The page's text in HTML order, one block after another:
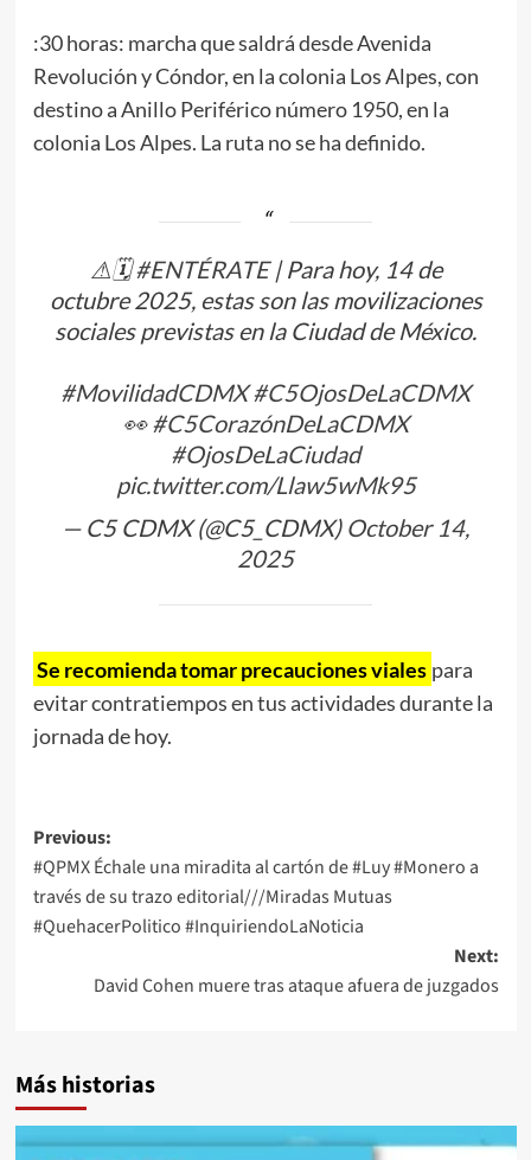
:30 horas: marcha que saldrá desde Avenida
Revolución y Cóndor, en la colonia Los Alpes, con
destino a Anillo Periférico número 1950, en la
colonia Los Alpes. La ruta no se ha definido.
⚠🗓#ENTÉRATE| Para hoy, 14 de
octubre 2025, estas son las movilizaciones
sociales previstas en la Ciudad de México.
#MovilidadCDMX #C5OjosDeLaCDMX
👀#C5CorazónDeLaCDMX
#OjosDeLaCiudad
pic.twitter.com/Llaw5wMk95
— C5 CDMX (@C5_CDMX) October 14,
2025
Se recomienda tomar precauciones viales para
evitar contratiempos en tus actividades durante la
jornada de hoy.
Post
navigation
Previous:
#QPMX Échale una miradita al cartón de #Luy #Monero a
través de su trazo editorial///Miradas Mutuas
#QuehacerPolitico #InquiriendoLaNoticia
Next:
David Cohen muere tras ataque afuera de juzgados
Más historias